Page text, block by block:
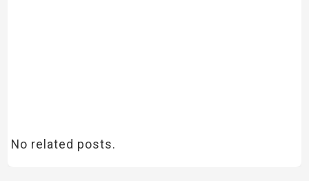
No related posts.